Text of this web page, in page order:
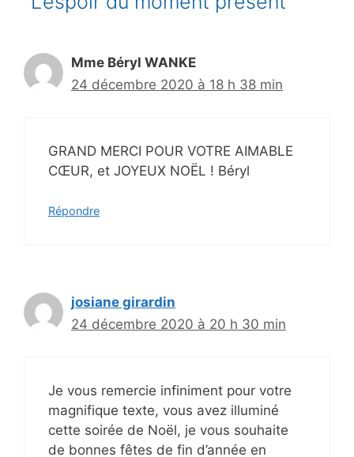
Mme Béryl WANKE
24 décembre 2020 à 18 h 38 min
GRAND MERCI POUR VOTRE AIMABLE
CŒUR, et JOYEUX NOËL ! Béryl
Répondre
josiane girardin
24 décembre 2020 à 20 h 30 min
Je vous remercie infiniment pour votre
magnifique texte, vous avez illuminé
cette soirée de Noël, je vous souhaite
de bonnes fêtes de fin d’année en